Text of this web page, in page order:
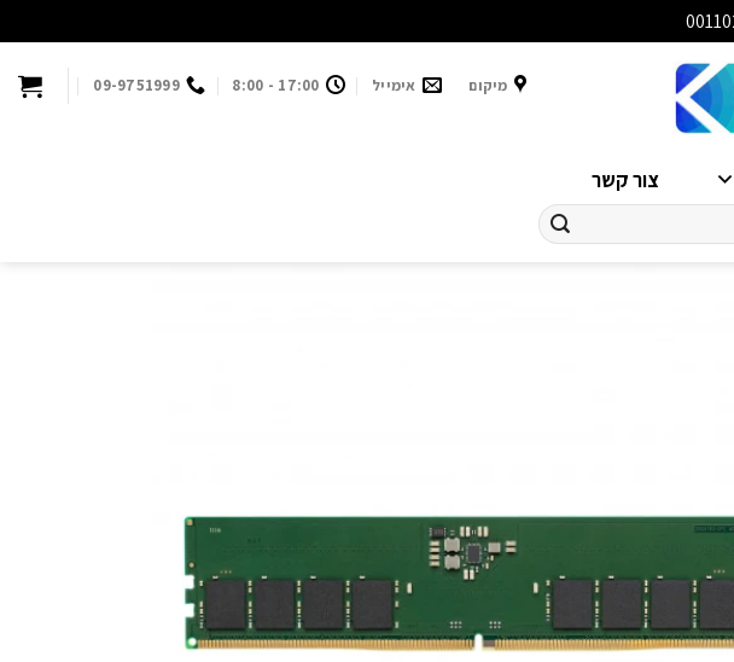
מיקום אימייל 17:00 - 8:00
09-9751999
צור קשר